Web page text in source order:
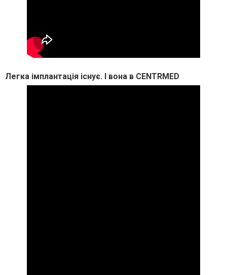
Легка імплантація існує. І вона в CENTRMED